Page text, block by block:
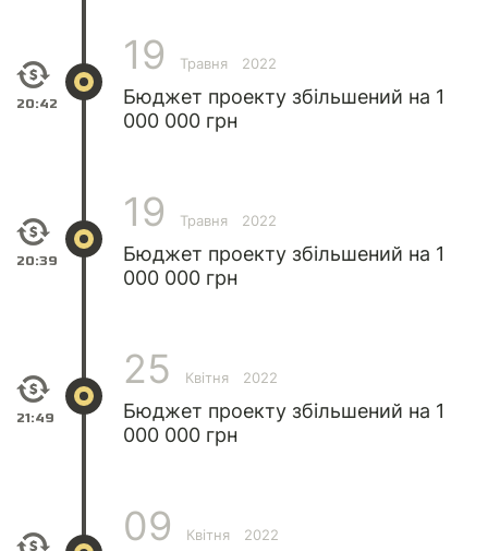
20:42
19 Травня 2022
Бюджет проекту збільшений на 1
000 000 грн
20:39
19 Травня 2022
Бюджет проекту збільшений на 1
000 000 грн
21:49
25 Квітня 2022
Бюджет проекту збільшений на 1
000 000 грн
09 Квітня 2022